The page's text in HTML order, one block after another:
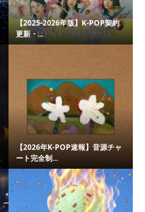
【2025-2026年版】K-POP契約
更新・...
【2026年K-POP速報】音源チャ
ート完全制...